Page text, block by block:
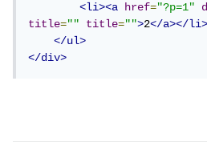
<li><a
href="?p=1"
title="" title="">2</a></li>
</ul>
</div>